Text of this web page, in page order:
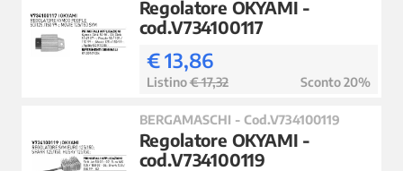
Regolatore OKYAMI -
cod.V734100117
€ 13,86
Listino€ 17,32 Sconto 20%
BERGAMASCHI - Cod.V734100119
Regolatore OKYAMI -
cod.V734100119